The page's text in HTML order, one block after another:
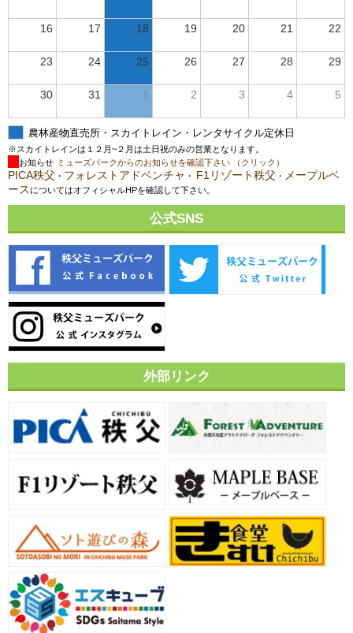
16 17 18 19 20 21 22
23 24 25 26 27 28 29
30 31 1 2 3 4 5
農林産物直売所・スカイトレイン・レンタサイクル定休日
※スカイトレインは１２月~２月は土日祝のみの営業となります。
お知らせ ミューズパークからのお知らせを確認下さい （クリック）
PICA秩父 ・ フォレストアドベンチャ ・ F1リゾート秩父 ・ メープルベ
ース についてはオフィシャルHPを確認して下さい。
公式SNS
外部リンク